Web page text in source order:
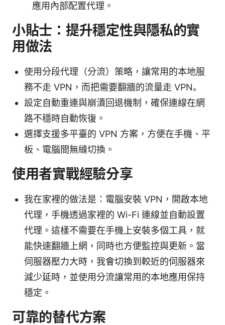
應用內部配置代理。
小貼士：提升穩定性與隱私的實
用做法
使用分段代理（分流）策略，讓常用的本地服
務不走 VPN，而把需要翻牆的流量走 VPN。
設定自動重連與崩潰回退機制，確保連線在網
路不穩時自動恢復。
選擇支援多平臺的 VPN 方案，方便在手機、平
板、電腦間無縫切換。
使用者實戰經驗分享
我在家裡的做法是：電腦安裝 VPN，開啟本地
代理，手機透過家裡的 Wi-Fi 連線並自動設置
代理。這樣不需要在手機上安裝多個工具，就
能快速翻牆上網，同時也方便監控與更新。當
伺服器壓力大時，我會切換到較近的伺服器來
減少延時，並使用分流讓常用的本地應用保持
穩定。
可靠的替代方案